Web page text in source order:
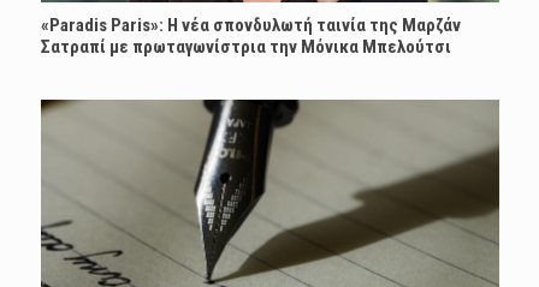
«Paradis Paris»: H νέα σπονδυλωτή ταινία της Μαρζάν
Σατραπί με πρωταγωνίστρια την Μόνικα Μπελούτσι